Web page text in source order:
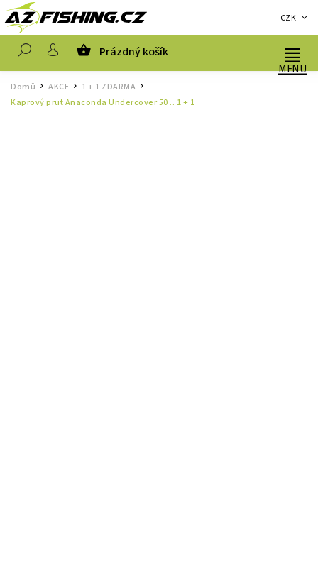
CZK
Prázdný košík
Domů / AKCE / 1 + 1 ZDARMA /
Kaprový prut Anaconda Undercover 50 .. 1 + 1